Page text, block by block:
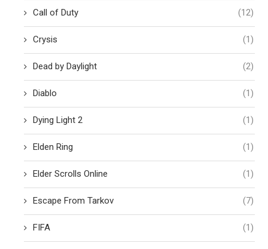
Call of Duty (12)
Crysis (1)
Dead by Daylight (2)
Diablo (1)
Dying Light 2 (1)
Elden Ring (1)
Elder Scrolls Online (1)
Escape From Tarkov (7)
FIFA (1)